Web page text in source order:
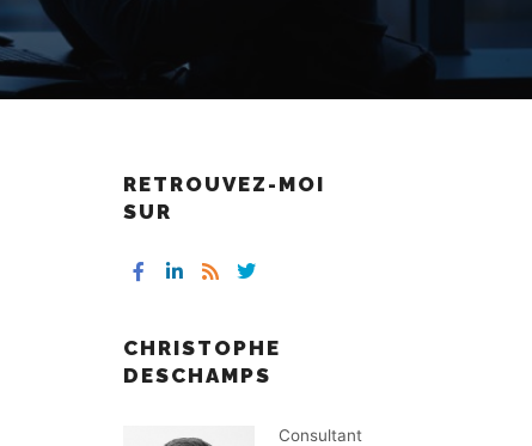
RETROUVEZ-MOI
SUR
CHRISTOPHE
DESCHAMPS
Consultant